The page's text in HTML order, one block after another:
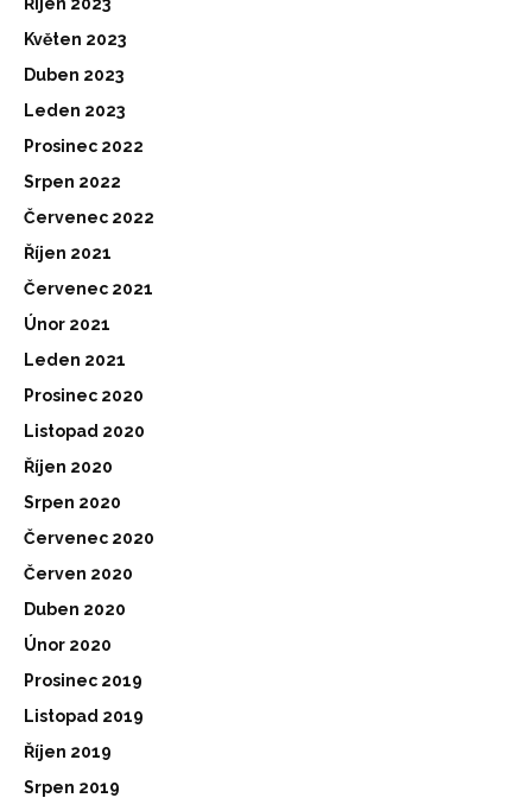
Květen 2023
Duben 2023
Leden 2023
Prosinec 2022
Srpen 2022
Červenec 2022
Říjen 2021
Červenec 2021
Únor 2021
Leden 2021
Prosinec 2020
Listopad 2020
Říjen 2020
Srpen 2020
Červenec 2020
Červen 2020
Duben 2020
Únor 2020
Prosinec 2019
Listopad 2019
Říjen 2019
Srpen 2019